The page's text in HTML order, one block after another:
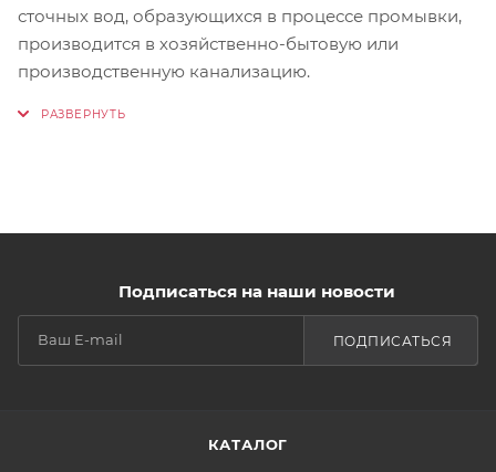
сточных вод, образующихся в процессе промывки,
производится в хозяйственно-бытовую или
производственную канализацию.
Подписаться на наши новости
ПОДПИСАТЬСЯ
КАТАЛОГ